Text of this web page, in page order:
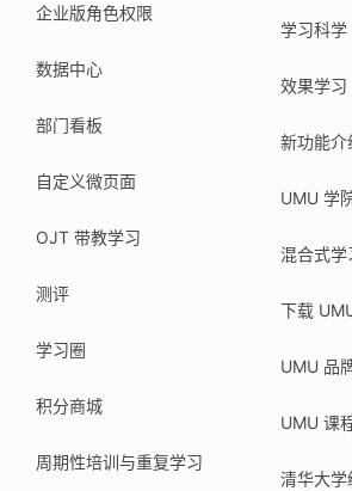
企业版角色权限
数据中心
部门看板
自定义微页面
OJT 带教学习
测评
学习圈
积分商城
周期性培训与重复学习
学习科学
效果学习
新功能介
UMU 学
混合式
下载
UMU 品
UMU 课
清华大学